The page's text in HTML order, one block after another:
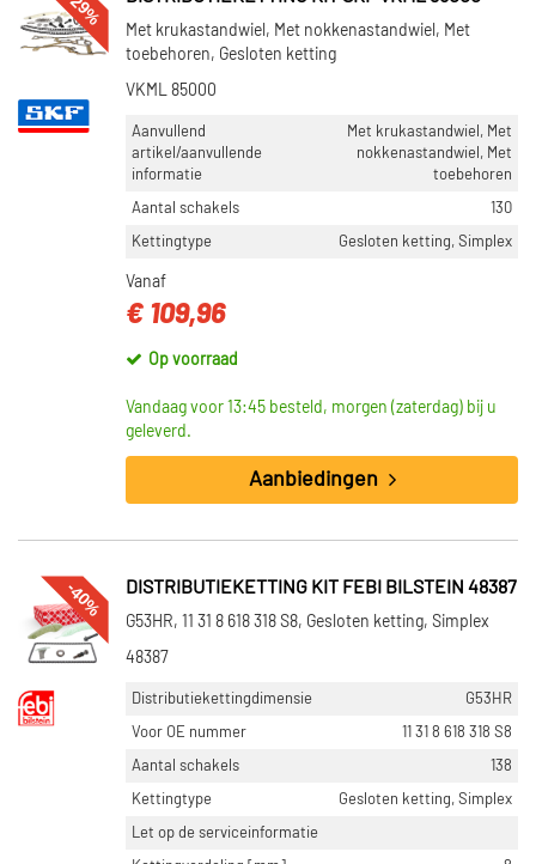
Met krukastandwiel, Met nokkenastandwiel, Met
toebehoren, Gesloten ketting
VKML 85000
Aanvullend
artikel/aanvullende
informatie
Met krukastandwiel, Met
nokkenastandwiel, Met
toebehoren
Aantal schakels
130
Kettingtype
Gesloten ketting, Simplex
Vanaf
€ 109,96
Op voorraad
Vandaag voor 13:45 besteld, morgen (zaterdag) bij u
geleverd.
Aanbiedingen
-40% DISTRIBUTIEKETTING KIT FEBI BILSTEIN 48387
G53HR, 11 31 8 618 318 S8, Gesloten ketting, Simplex
48387
Distributiekettingdimensie
G53HR
Voor OE nummer
11 31 8 618 318 S8
Aantal schakels
138
Kettingtype
Gesloten ketting, Simplex
Let op de serviceinformatie